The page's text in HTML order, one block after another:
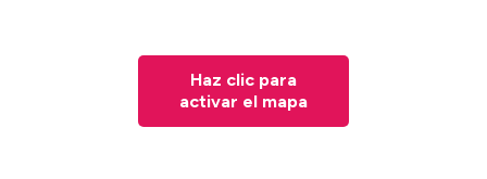
Haz clic para
activar el mapa